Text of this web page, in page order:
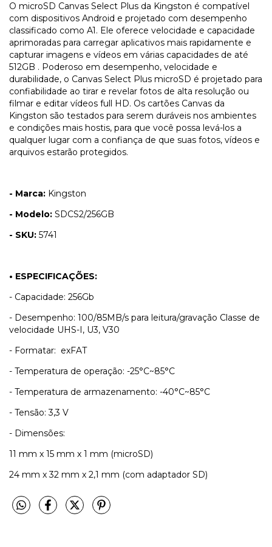
O microSD Canvas Select Plus da Kingston é compatível
com dispositivos Android e projetado com desempenho
classificado como A1. Ele oferece velocidade e capacidade
aprimoradas para carregar aplicativos mais rapidamente e
capturar imagens e vídeos em várias capacidades de até
512GB . Poderoso em desempenho, velocidade e
durabilidade, o Canvas Select Plus microSD é projetado para
confiabilidade ao tirar e revelar fotos de alta resolução ou
filmar e editar vídeos full HD. Os cartões Canvas da
Kingston são testados para serem duráveis nos ambientes
e condições mais hostis, para que você possa levá-los a
qualquer lugar com a confiança de que suas fotos, vídeos e
arquivos estarão protegidos.
- Marca: Kingston
- Modelo: SDCS2/256GB
- SKU: 5741
• ESPECIFICAÇÕES:
- Capacidade: 256Gb
- Desempenho: 100/85MB/s para leitura/gravação Classe de
velocidade UHS-I, U3, V30
- Formatar: exFAT
- Temperatura de operação: -25°C~85°C
- Temperatura de armazenamento: -40°C~85°C
- Tensão: 3,3 V
- Dimensões:
11 mm x 15 mm x 1 mm (microSD)
24 mm x 32 mm x 2,1 mm (com adaptador SD)